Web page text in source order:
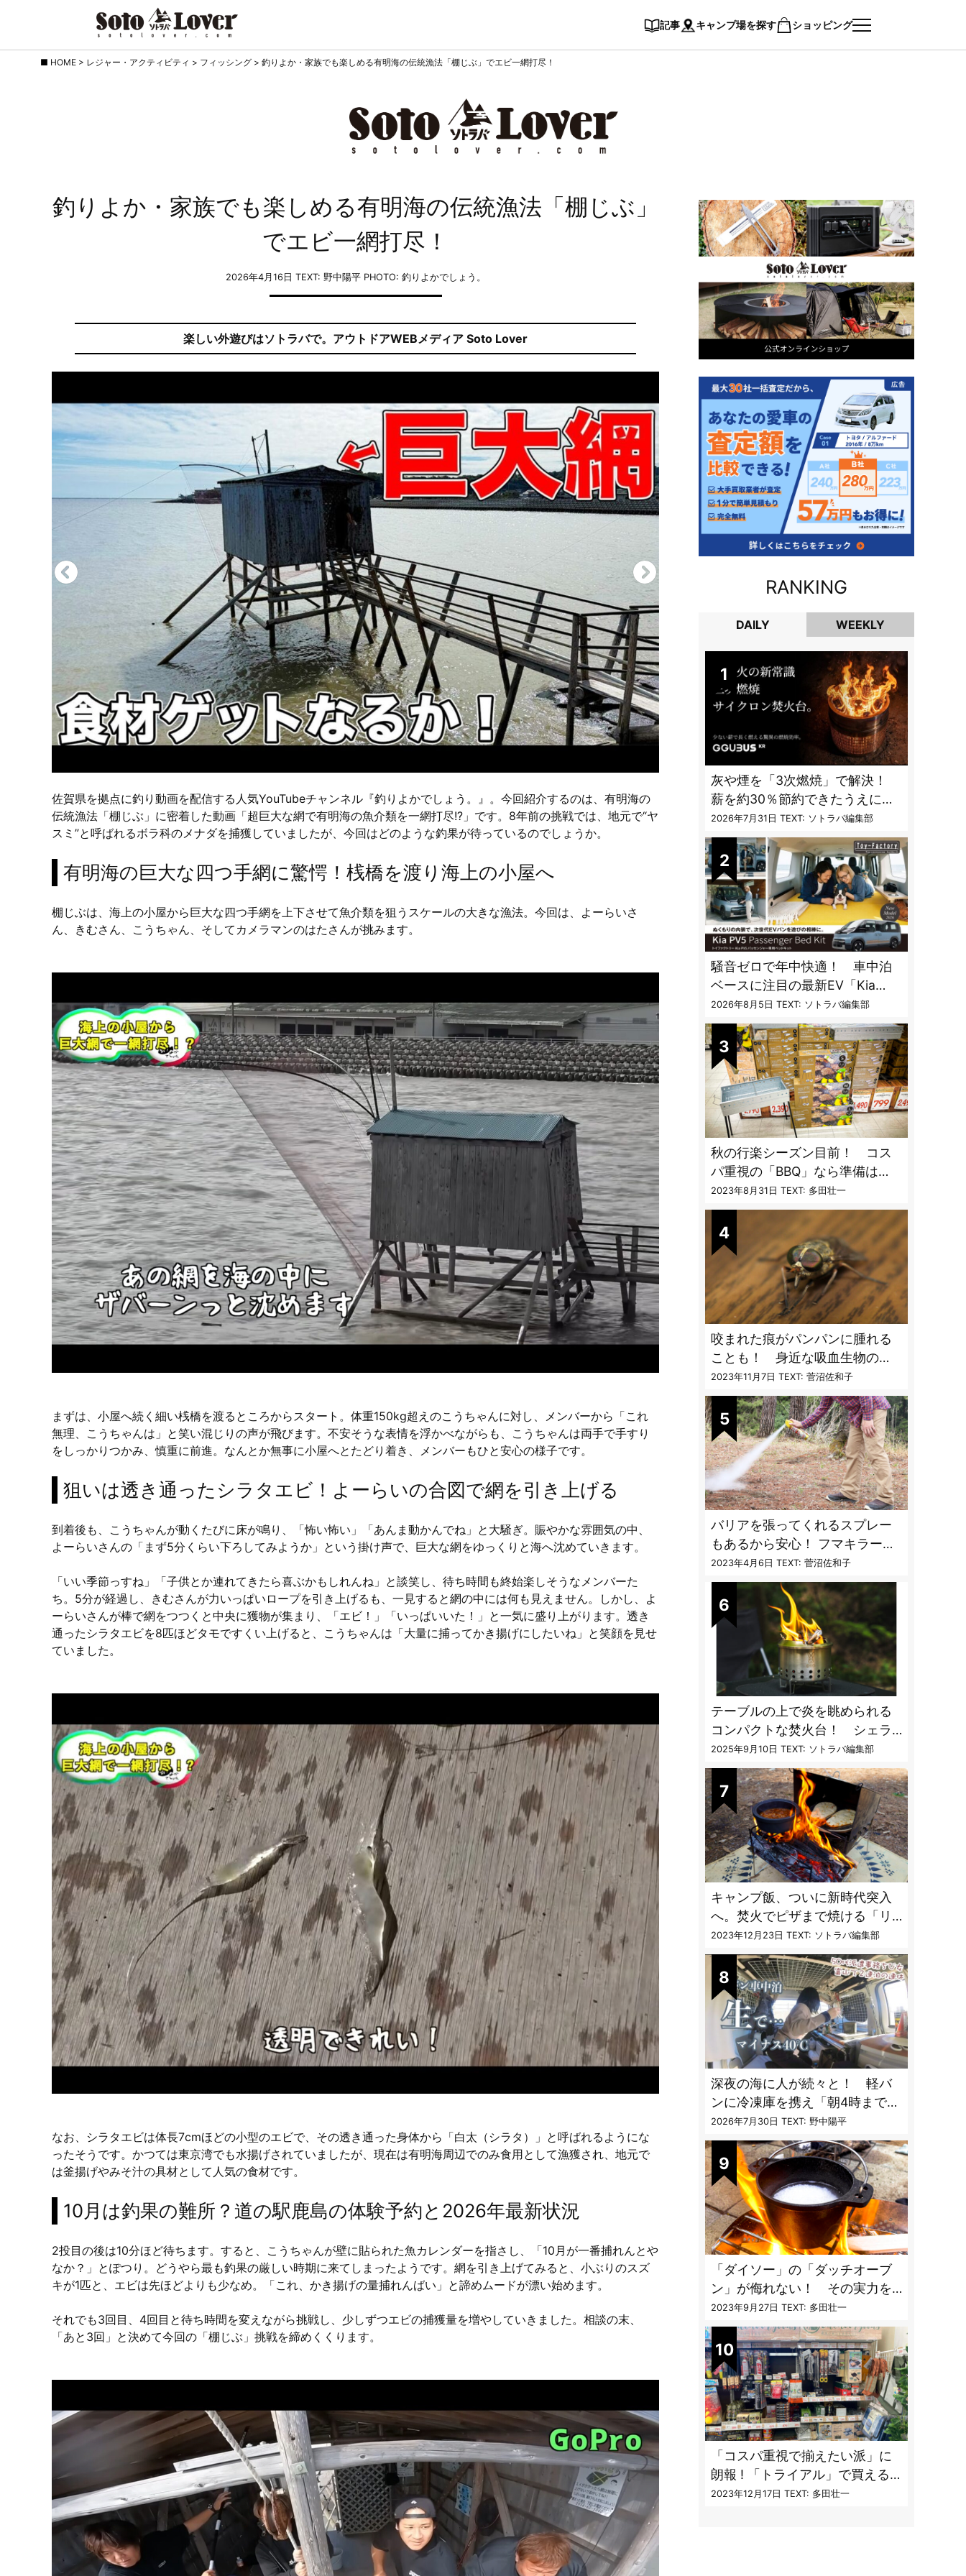
記事 キャンプ場を探す ショッピング
HOME > レジャー・アクティビティ > フィッシング > 釣りよか・家族でも楽しめる有明海の伝統漁法「棚じぶ」でエビ一網打尽！
釣りよか・家族でも楽しめる有明海の伝統漁法「棚じぶ」
でエビ一網打尽！
2026年4月16日 TEXT: 野中陽平 PHOTO: 釣りよかでしょう。
楽しい外遊びはソトラバで。アウトドアWEBメディア Soto Lover
佐賀県を拠点に釣り動画を配信する人気YouTubeチャンネル『釣りよかでしょう。』。今回紹介するのは、有明海の
伝統漁法「棚じぶ」に密着した動画「超巨大な網で有明海の魚介類を一網打尽!?」です。8年前の挑戦では、地元で“ヤ
スミ”と呼ばれるボラ科のメナダを捕獲していましたが、今回はどのような釣果が待っているのでしょうか。
有明海の巨大な四つ手網に驚愕！桟橋を渡り海上の小屋へ
棚じぶは、海上の小屋から巨大な四つ手網を上下させて魚介類を狙うスケールの大きな漁法。今回は、よーらいさ
ん、きむさん、こうちゃん、そしてカメラマンのはたさんが挑みます。
まずは、小屋へ続く細い桟橋を渡るところからスタート。体重150kg超えのこうちゃんに対し、メンバーから「これ
無理、こうちゃんは」と笑い混じりの声が飛びます。不安そうな表情を浮かべながらも、こうちゃんは両手で手すり
をしっかりつかみ、慎重に前進。なんとか無事に小屋へとたどり着き、メンバーもひと安心の様子です。
狙いは透き通ったシラタエビ！よーらいの合図で網を引き上げる
到着後も、こうちゃんが動くたびに床が鳴り、「怖い怖い」「あんま動かんでね」と大騒ぎ。賑やかな雰囲気の中、
よーらいさんの「まず5分くらい下ろしてみようか」という掛け声で、巨大な網をゆっくりと海へ沈めていきます。
「いい季節っすね」「子供とか連れてきたら喜ぶかもしれんね」と談笑し、待ち時間も終始楽しそうなメンバーた
ち。5分が経過し、きむさんが力いっぱいロープを引き上げるも、一見すると網の中には何も見えません。しかし、よ
ーらいさんが棒で網をつつくと中央に獲物が集まり、「エビ！」「いっぱいいた！」と一気に盛り上がります。透き
通ったシラタエビを8匹ほどタモですくい上げると、こうちゃんは「大量に捕ってかき揚げにしたいね」と笑顔を見せ
ていました。
なお、シラタエビは体長7cmほどの小型のエビで、その透き通った身体から「白太（シラタ）」と呼ばれるようにな
ったそうです。かつては東京湾でも水揚げされていましたが、現在は有明海周辺でのみ食用として漁獲され、地元で
は釜揚げやみそ汁の具材として人気の食材です。
10月は釣果の難所？道の駅鹿島の体験予約と2026年最新状況
2投目の後は10分ほど待ちます。すると、こうちゃんが壁に貼られた魚カレンダーを指さし、「10月が一番捕れんとや
なか？」とぽつり。どうやら最も釣果の厳しい時期に来てしまったようです。網を引き上げてみると、小ぶりのスズ
キが1匹と、エビは先ほどよりも少なめ。「これ、かき揚げの量捕れんばい」と諦めムードが漂い始めます。
それでも3回目、4回目と待ち時間を変えながら挑戦し、少しずつエビの捕獲量を増やしていきました。相談の末、
「あと3回」と決めて今回の「棚じぶ」挑戦を締めくくります。
RANKING
DAILY WEEKLY
DAILY
灰や煙を「3次燃焼」で解決！
薪を約30％節約できたうえに炎
も美しくなった焚火台
2026年7月31日 TEXT: ソトラバ編集部
騒音ゼロで年中快適！ 車中泊
ベースに注目の最新EV「Kia
PV5」専用ベッドキット登場
2026年8月5日 TEXT: ソトラバ編集部
秋の行楽シーズン目前！ コス
パ重視の「BBQ」なら準備は
「トライアル」一択だった
2023年8月31日 TEXT: 多田壮一
咬まれた痕がパンパンに腫れる
ことも！ 身近な吸血生物の
〝生態と対策〟【vol.04 ア
ブ・ブユ・ヌカカ】
2023年11月7日 TEXT: 菅沼佐和子
バリアを張ってくれるスプレー
もあるから安心！ フマキラーに
聞く「最強の虫撃退グッズ
vol.4」【キャンプサイトで使う
虫よけ】
2023年4月6日 TEXT: 菅沼佐和子
テーブルの上で炎を眺められる
コンパクトな焚火台！ シェラ
カップと重ねて持ち運べる超コ
ンパクト収納
2025年9月10日 TEXT: ソトラバ編集部
キャンプ飯、ついに新時代突入
へ。焚火でピザまで焼ける「リ
フレクターオーブン」がスゴす
ぎる
2023年12月23日 TEXT: ソトラバ編集部
深夜の海に人が続々と！ 軽バ
ンに冷凍庫を携え「朝4時までホ
タルイカ掬い」の奮闘記
2026年7月30日 TEXT: 野中陽平
「ダイソー」の「ダッチオーブ
ン」が侮れない！ その実力を
「炊飯」で検証してみた
2023年9月27日 TEXT: 多田壮一
「コスパ重視で揃えたい派」に
朗報 ! 「トライアル」で買える
キャンプ道具7品
2023年12月17日 TEXT: 多田壮一